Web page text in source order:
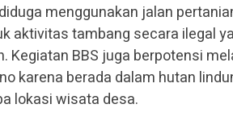
menggunakan jalan
aktivitas tambang secara ilegal
Kegiatan BBS juga berpotensi
karena berada dalam hutan
lokasi wisata desa.